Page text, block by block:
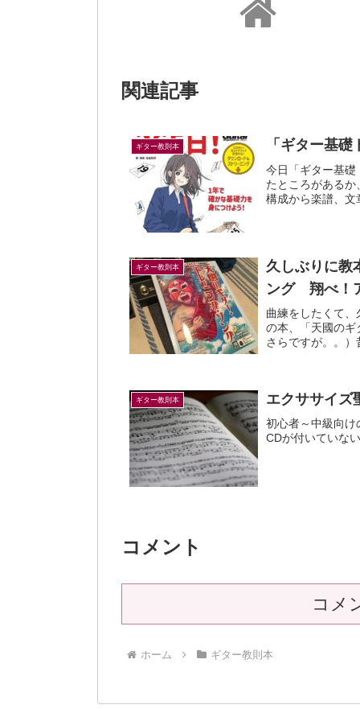
関連記事
ギター教則本 「ギター基
今日「ギター基
たところがある
構成から楽譜、
ギター教則本
久しぶりに教
ング 翔べ！
曲練をしたくて
の本、「天國の
さらですが。。
ギター教則本 エクササイズ
初心者～中級向
CDが付いていな
コメント
コメ
ホーム ギター教則本